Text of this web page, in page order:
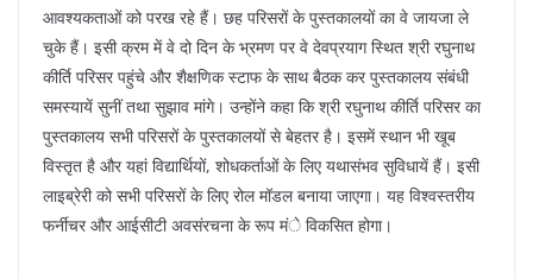
आवश्यकताओं को परख रहे हैं। छह परिसरों के पुस्तकालयों का वे जायजा ले
चुके हैं। इसी क्रम में वे दो दिन के भ्रमण पर वे देवप्रयाग स्थित श्री रघुनाथ
कीर्ति परिसर पहुंचे और शैक्षणिक स्टाफ के साथ बैठक कर पुस्तकालय संबंधी
समस्यायें सुनीं तथा सुझाव मांगे। उन्होंने कहा कि श्री रघुनाथ कीर्ति परिसर का
पुस्तकालय सभी परिसरों के पुस्तकालयों से बेहतर है। इसमें स्थान भी खूब
विस्तृत है और यहां विद्यार्थियों, शोधकर्ताओं के लिए यथासंभव सुविधायें हैं। इसी
लाइब्रेरी को सभी परिसरों के लिए रोल मॉडल बनाया जाएगा। यह विश्वस्तरीय
फर्नीचर और आईसीटी अवसंरचना के रूप मंे विकसित होगा।